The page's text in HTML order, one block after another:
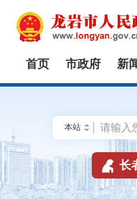
首页 市政府 新
 长